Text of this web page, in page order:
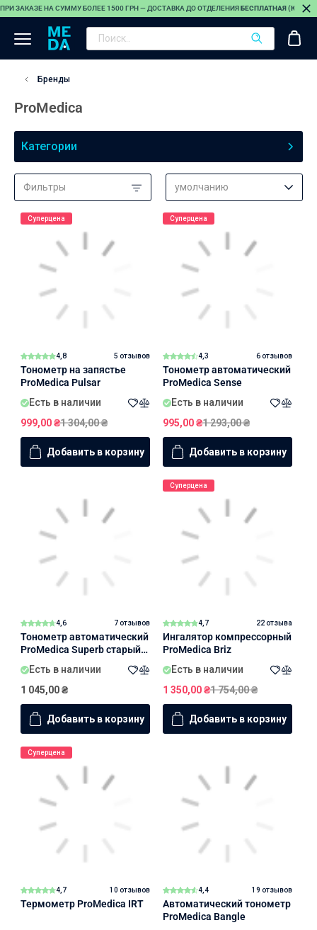
ПРИ ЗАКАЗЕ НА СУММУ БОЛЕЕ 1500 ГРН — ДОСТАВКА ДО ОТДЕЛЕНИЯБЕСПЛАТНАЯ
Бренды
ProMedica
Категории
Фильтры умолчанию
Суперцена
4,8 5 отзывов
Тонометр на запястье
ProMedica Pulsar
Есть в наличии
999,00₴1 304,00₴
Добавить в корзину
Суперцена
4,3 6 отзывов
Тонометр автоматический
ProMedica Sense
Есть в наличии
995,00₴1 293,00₴
Добавить в корзину
4,6 7 отзывов
Тонометр автоматический
ProMedica Superb старый
дизайн
Есть в наличии
1 045,00₴
Добавить в корзину
Суперцена
4,7 22 отзыва
Ингалятор компрессорный
ProMedica Briz
Есть в наличии
1 350,00₴1 754,00₴
Добавить в корзину
Суперцена
4,7 10 отзывов
Термометр ProMedica IRT
4,4 19 отзывов
Автоматический тонометр
ProMedica Bangle